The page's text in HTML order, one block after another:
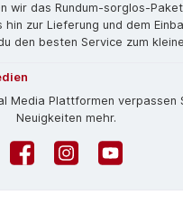
wir das Rund­um-sorg­los-
hin zur Lieferung und dem
den besten Service zum
Media Plattformen verpassen
Neuigkeiten mehr.
FacebookInstagramYouTube